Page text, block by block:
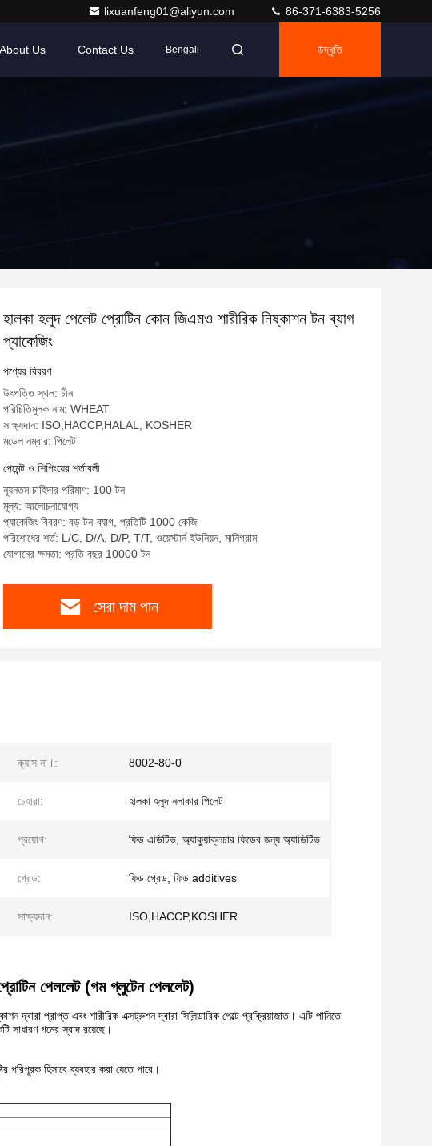
lixuanfeng01@aliyun.com 86-371-6383-5256
About Us Contact Us Bengali উদ্ধৃতি
হালকা হলুদ পেলেট প্রোটিন কোন জিএমও শারীরিক নিষ্কাশন টন ব্যাগ
প্যাকেজিং
পণ্যের বিবরণ
উৎপত্তি স্থল: চীন
পরিচিতিমুলক নাম: WHEAT
সাক্ষ্যদান: ISO,HACCP,HALAL, KOSHER
মডেল নম্বার: পিলেট
পেমেন্ট ও শিপিংয়ের শর্তাবলী
ন্যূনতম চাহিদার পরিমাণ: 100 টন
মূল্য: আলোচনাযোগ্য
প্যাকেজিং বিবরণ: বড় টন-ব্যাগ, প্রতিটি 1000 কেজি
পরিশোধের শর্ত: L/C, D/A, D/P, T/T, ওয়েস্টার্ন ইউনিয়ন, মানিগ্রাম
যোগানের ক্ষমতা: প্রতি বছর 10000 টন
সেরা দাম পান
ক্যাস না।: 8002-80-0
চেহারা: হালকা হলুদ নলাকার পিলেট
প্রয়োগ: ফিড এডিটিভ, অ্যাকুয়াক্লচার ফিডের জন্য অ্যাডিটিভ
গ্রেড: ফিড গ্রেড, ফিড additives
সাক্ষ্যদান: ISO,HACCP,KOSHER
পেললেট (গম গ্লুটেন পেললেট)
প্রাপ্ত এবং শারীরিক এক্সট্রুশন দ্বারা সিলিন্ডারিক পেল্টে প্রক্রিয়াজাত। এটি পানিতে
সাধারণ গমের স্বাদ রয়েছে।
পরিপূরক হিসাবে ব্যবহার করা যেতে পারে।